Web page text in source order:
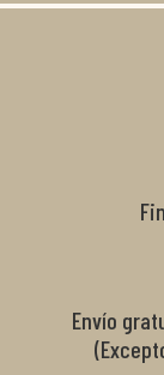
Envío